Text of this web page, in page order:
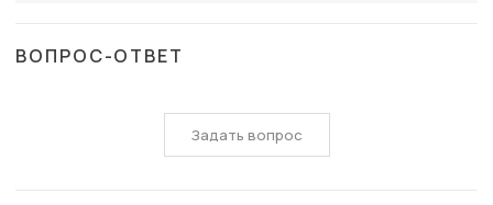
ВОПРОС-ОТВЕТ
Задать вопрос